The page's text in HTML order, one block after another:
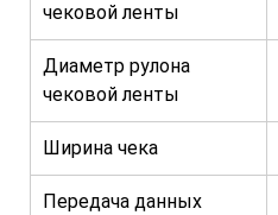
чековой ленты
Диаметр рулона
чековой ленты
Ширина чека
Передача данных